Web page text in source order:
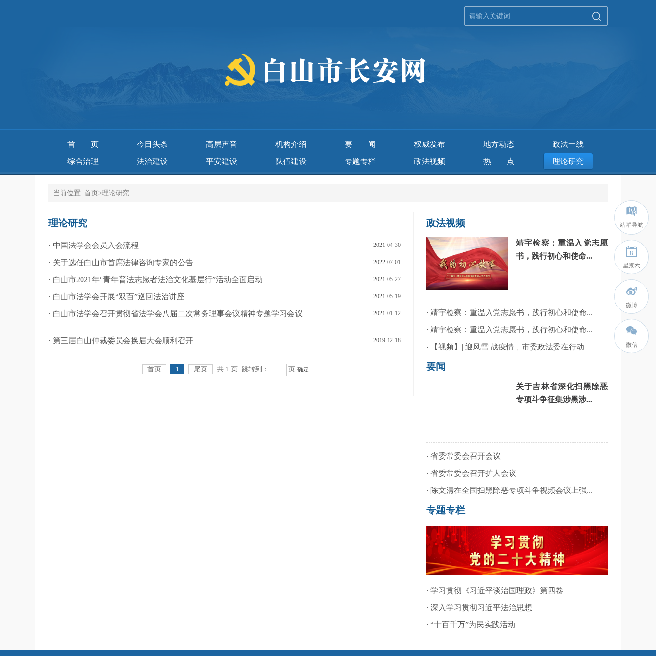
首页 今日头条 高层声音 机构介绍 要闻 权威发布 地方动态 政法一线
综合治理 法治建设 平安建设 队伍建设 专题专栏 政法视频 热点 理论研究
当前位置: 首页 >理论研究
理论研究
2021-04-30
· 中国法学会会员入会流程
2022-07-01
· 关于选任白山市首席法律咨询专家的公告
2021-05-27
· 白山市2021年“青年普法志愿者法治文化基层行”活动全面启动
2021-05-19
· 白山市法学会开展“双百”巡回法治讲座
2021-01-12
· 白山市法学会召开贯彻省法学会八届二次常务理事会议精神专题学习会议
2019-12-18
· 第三届白山仲裁委员会换届大会顺利召开
首页 1 尾页 共 1 页 跳转到： 页 确定
政法视频
靖宇检察：重温入党志愿
书，践行初心和使命...
· 靖宇检察：重温入党志愿书，践行初心和使命...
· 靖宇检察：重温入党志愿书，践行初心和使命...
· 【视频】| 迎风雪 战疫情，市委政法委在行动
要闻
关于吉林省深化扫黑除恶
专项斗争征集涉黑涉...
· 省委常委会召开会议
· 省委常委会召开扩大会议
· 陈文清在全国扫黑除恶专项斗争视频会议上强...
专题专栏
· 学习贯彻《习近平谈治国理政》第四卷
· 深入学习贯彻习近平法治思想
· “十百千万”为民实践活动
站群导航
8
星期六
微博
微信